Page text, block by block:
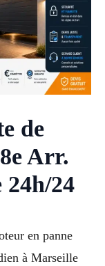
de
Arr.
24
en panne
à Marseille